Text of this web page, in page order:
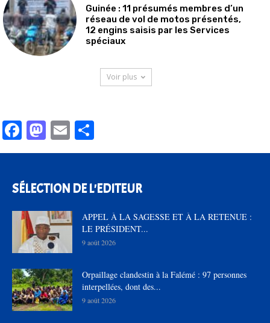
Guinée : 11 présumés membres d’un
réseau de vol de motos présentés,
12 engins saisis par les Services
spéciaux
Voir plus
Facebook
Mastodon
Email
SÉLECTION DE L'EDITEUR
APPEL À LA SAGESSE ET À LA RETENUE :
LE PRÉSIDENT...
9 août 2026
Orpaillage clandestin à la Falémé : 97 personnes
interpellées, dont des...
9 août 2026